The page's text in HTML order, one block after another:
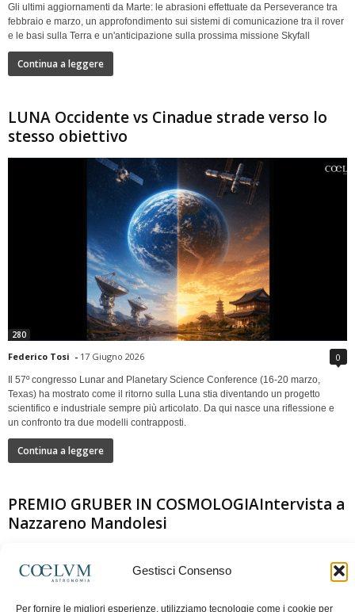
Gestisci Consenso
Per fornire le migliori esperienze, utilizziamo tecnologie come i cookie per
Gli ultimi aggiornamenti da Marte: le abrasioni effettuate da Perseverance tra
febbraio e marzo, un approfondimento sui sistemi di comunicazione tra il rover
e le basi sulla Terra e un'anticipazione sulla prossima missione Skyfall
Continua a leggere
LUNA Occidente vs Cinadue strade verso lo
stesso obiettivo
280
Federico Tosi - 17 Giugno 2026 0
Il 57º congresso Lunar and Planetary Science Conference (16-20 marzo,
Texas) ha mostrato come il ritorno sulla Luna stia diventando un progetto
scientifico e industriale sempre più articolato. Da qui nasce una riflessione e
un confronto tra due modelli contrapposti.
Continua a leggere
PREMIO GRUBER IN COSMOLOGIAIntervista a
Nazzareno Mandolesi